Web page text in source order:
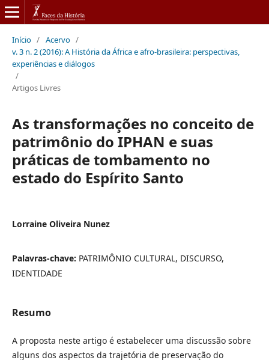
Início / Acervo /
v. 3 n. 2 (2016): A História da África e afro-brasileira: perspectivas,
experiências e diálogos
/
Artigos Livres
As transformações no conceito de
patrimônio do IPHAN e suas
práticas de tombamento no
estado do Espírito Santo
Lorraine Oliveira Nunez
Palavras-chave: PATRIMÔNIO CULTURAL, DISCURSO,
IDENTIDADE
Resumo
A proposta neste artigo é estabelecer uma discussão sobre
alguns dos aspectos da trajetória de preservação do